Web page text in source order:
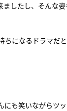
したし、そんな
になるドラマだ
も笑いながらツ